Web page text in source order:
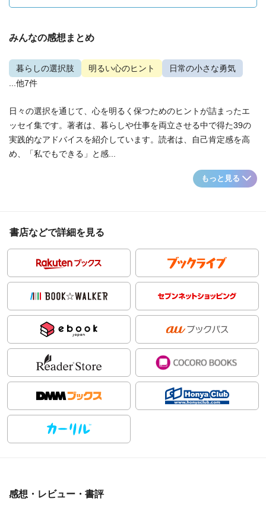
みんなの感想まとめ
暮らしの選択肢 明るい心のヒント
日常の小さな勇気
...他7件
日々の選択を通じて、心を明るく保つためのヒントが詰まったエ
ッセイ集です。著者は、暮らしや仕事を両立させる中で得た39の
実践的なアドバイスを紹介しています。読者は、自己肯定感を高
め、「私でもできる」と感...
もっと見る
書店などで詳細を見る
感想・レビュー・書評